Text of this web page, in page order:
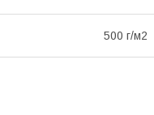
500 г/м2